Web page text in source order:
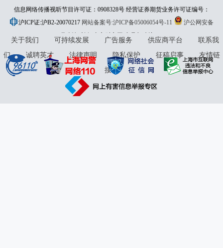
信息网络传播视听节目许可证：0908328号 经营证券期货业务许可证编号：
913101046312860336 违法和不良信息举报:021-61278686 举报邮箱：
jubao@eastmoney.com
沪ICP证:沪B2-20070217 网站备案号:沪ICP备05006054号-11
沪公网安备
31010402000120号版权所有:东方财富网意见与建议:4000300059/952500
关于我们 可持续发展 广告服务 供应商平台
联系我
们
诚聘英才 法律声明 隐私保护 征稿启事
友情链
接